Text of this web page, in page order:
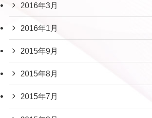
2016年3月
2016年1月
2015年9月
2015年8月
2015年7月